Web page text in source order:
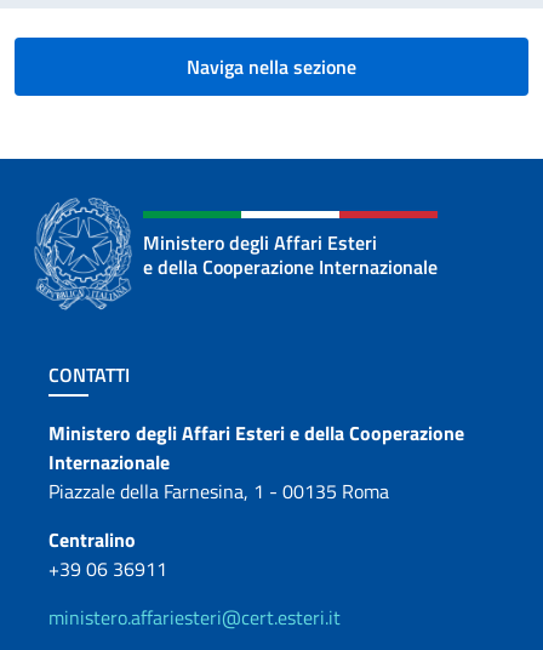
Naviga nella sezione
Ministero degli Affari Esteri
e della Cooperazione Internazionale
Sezione footer
CONTATTI
Contatti
Ministero degli Affari Esteri e della Cooperazione
Internazionale
Piazzale della Farnesina, 1 - 00135 Roma
Centralino
+39 06 36911
ministero.affariesteri@cert.esteri.it